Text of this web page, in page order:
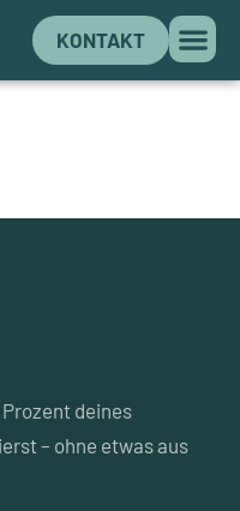
KONTAKT
deines
– ohne etwas aus